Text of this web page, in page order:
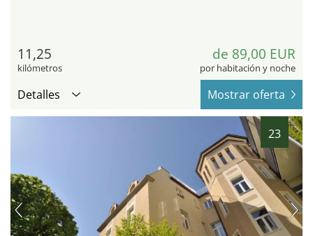
11,25
kilómetros
de 89,00 EUR
por habitación y noche
Detalles Mostrar oferta
23